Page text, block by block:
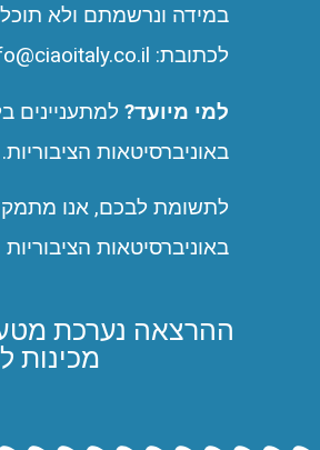
במידה ונרשמתם ולא
לכתובת: info@ciaoitaly.co.il
למי מיועד? למתעניינים
באוניברסיטאות הציבוריות.
לתשומת לבכם, אנו
באוניברסיטאות
מכינות